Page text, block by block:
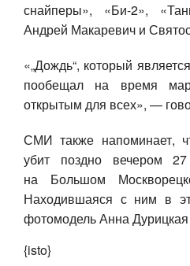
снайперы», «Би-2»,
Андрей Макаревич и
«„Дождь“, который
пообещал на время
открытым для всех», —
СМИ также напоминает,
убит поздно вечером
на Большом
Находившаяся с ним в
фотомодель Анна
{isto}